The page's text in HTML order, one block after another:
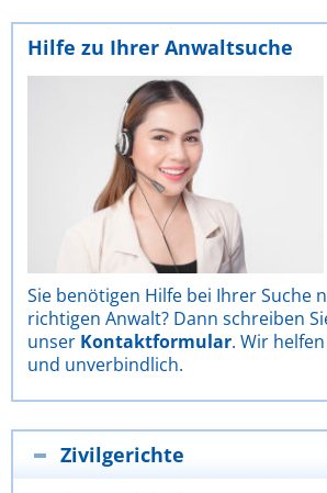
Hilfe zu Ihrer Anwaltsuche
Sie benötigen Hilfe bei Ihrer Suche
richtigen Anwalt? Dann schreiben
unser Kontaktformular. Wir
und unverbindlich.
Zivilgerichte